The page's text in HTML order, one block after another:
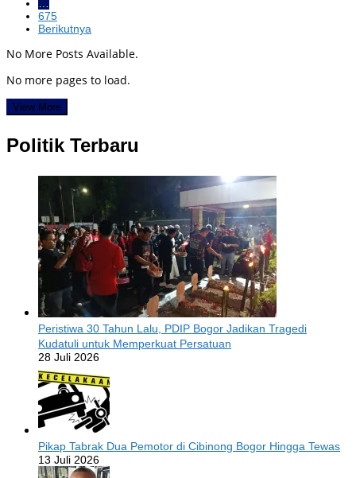
…
675
Berikutnya
No More Posts Available.
No more pages to load.
View More
Politik Terbaru
Peristiwa 30 Tahun Lalu, PDIP Bogor Jadikan Tragedi
Kudatuli untuk Memperkuat Persatuan
28 Juli 2026
Pikap Tabrak Dua Pemotor di Cibinong Bogor Hingga Tewas
13 Juli 2026